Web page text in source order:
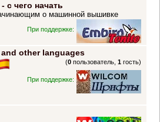
чего начать
о машинной вышивке
При поддержке:
other languages
(0 пользователь,1 гость)
При поддержке: